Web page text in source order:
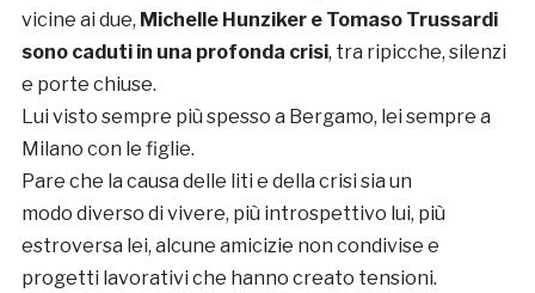
vicine ai due, Michelle Hunziker e Tomaso Trussardi
sono caduti in una profonda crisi, tra ripicche, silenzi
e porte chiuse.
Lui visto sempre più spesso a Bergamo, lei sempre a
Milano con le figlie.
Pare che la causa delle liti e della crisi sia un
modo diverso di vivere, più introspettivo lui, più
estroversa lei, alcune amicizie non condivise e
progetti lavorativi che hanno creato tensioni.